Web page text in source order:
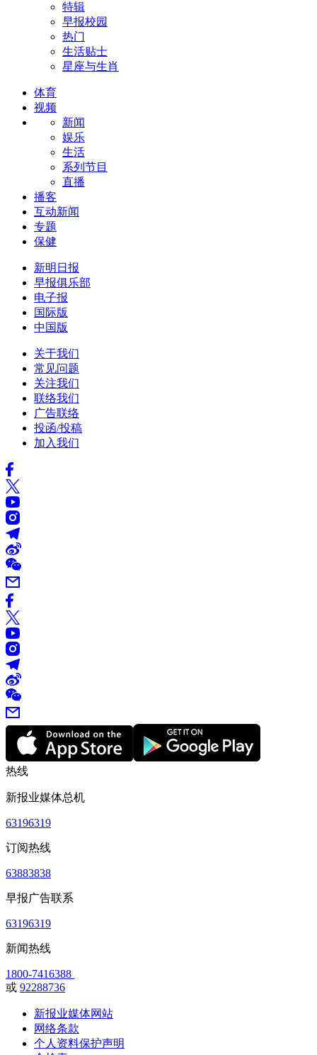
特辑
早报校园
热门
生活贴士
星座与生肖
体育
视频
新闻
娱乐
生活
系列节目
直播
播客
互动新闻
专题
保健
新明日报
早报俱乐部
电子报
国际版
中国版
关于我们
常见问题
关注我们
联络我们
广告联络
投函/投稿
加入我们
热线
新报业媒体总机
63196319
订阅热线
63883838
早报广告联系
63196319
新闻热线
1800-7416388
或 92288736
新报业媒体网站
网络条款
个人资料保护声明